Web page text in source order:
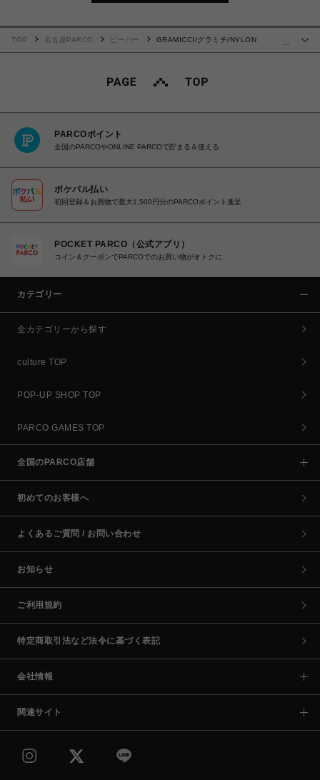
…
TOP 名古屋PARCO ビーバー
GRAMICCI/グラミチ/NYLON
PARCOポイント
全国のPARCOやONLINE PARCOで貯まる＆使える
ポケパル払い
初回登録＆お買物で最大1,500円分のPARCOポイント進呈
POCKET PARCO（公式アプリ）
コイン＆クーポンでPARCOでのお買い物がオトクに
カテゴリー
全カテゴリーから探す
culture TOP
POP-UP SHOP TOP
PARCO GAMES TOP
全国のPARCO店舗
初めてのお客様へ
よくあるご質問 / お問い合わせ
お知らせ
ご利用規約
特定商取引法など法令に基づく表記
会社情報
関連サイト